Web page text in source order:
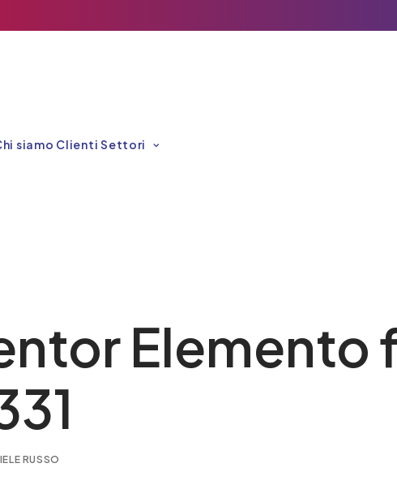
siamo Clienti Settori
Agriculture
Elemento
RUSSO